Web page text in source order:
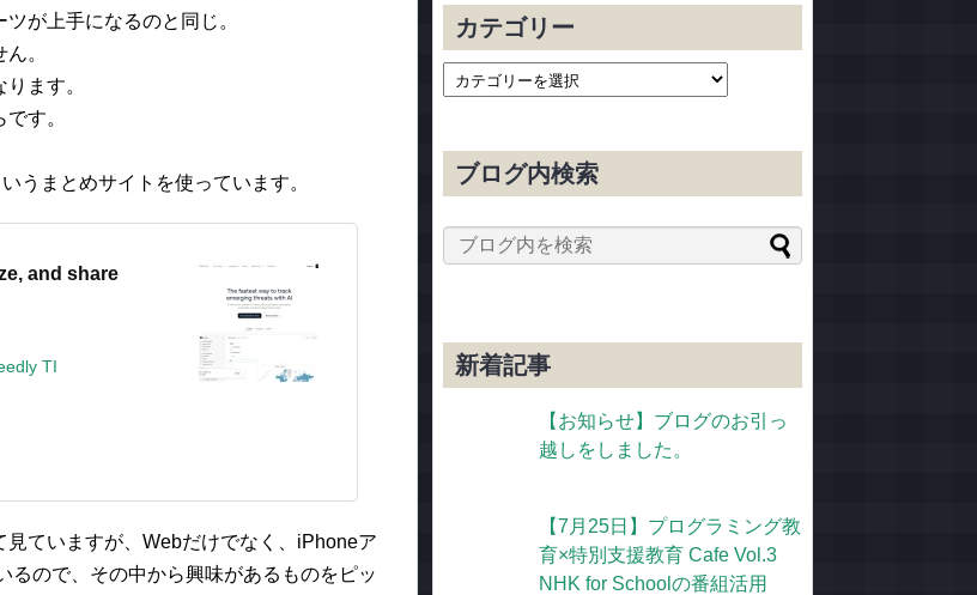
が上手になるのと同じ。
。
ます。
す。
うまとめサイトを使っています。
and share
TI
ていますが、Webだけでなく、iPhoneア
ので、その中から興味があるものをピッ
カテゴリー
ブログ内検索
新着記事
【お知らせ】ブログのお引っ
越しをしました。
【7月25日】プログラミング教
育×特別支援教育 Cafe Vol.3
NHK for Schoolの番組活用